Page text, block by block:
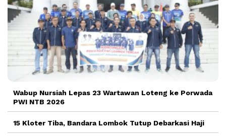
Wabup Nursiah Lepas 23 Wartawan Loteng ke Porwada
PWI NTB 2026
15 Kloter Tiba, Bandara Lombok Tutup Debarkasi Haji